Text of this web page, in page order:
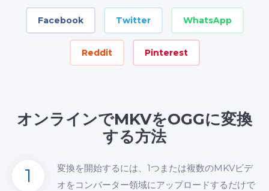
Facebook Twitter WhatsApp
Reddit Pinterest
オンラインでMKVをOGGに変換
する方法
1
変換を開始するには、1つまたは複数のMKVビデ
オをコンバーター領域にアップロードするだけで